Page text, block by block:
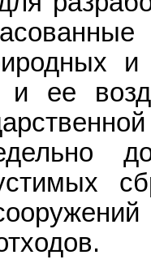
и
и ее